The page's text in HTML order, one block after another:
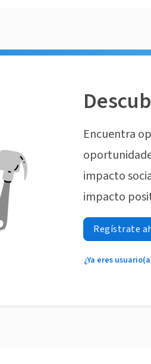
Encuentra
impacto
impacto
Regístrate
¿Ya eres